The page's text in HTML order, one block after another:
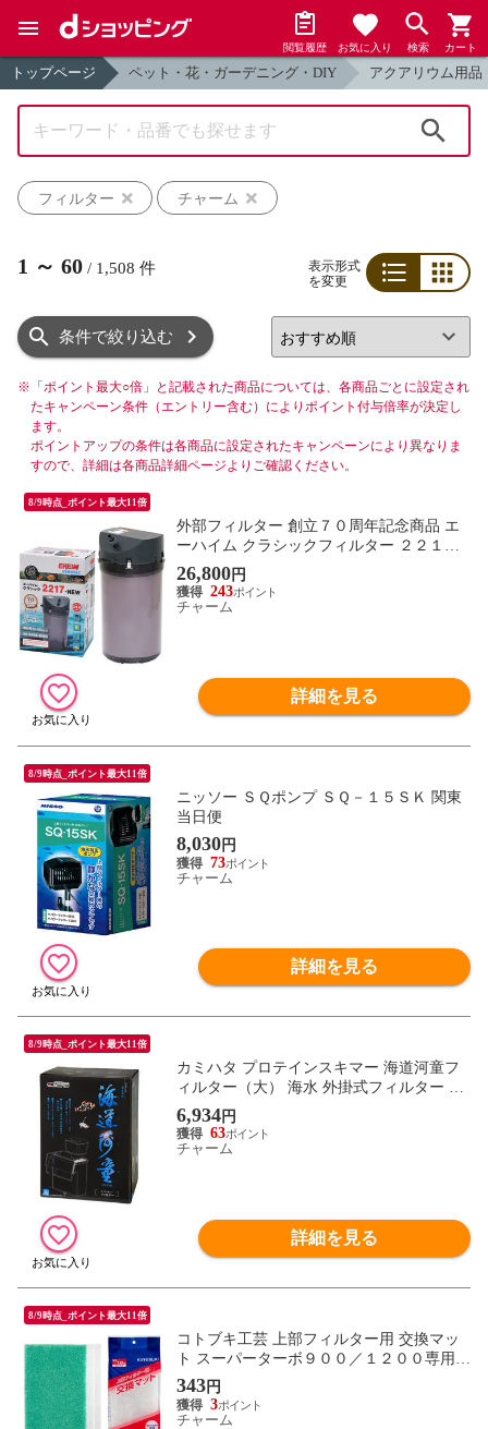
閲覧履歴 お気に入り 検索 カート
トップページ ペット・花・ガーデニング・DIY アクアリウム用品
フィルター
チャーム
1 ～ 60 / 1,508 件
表示形式
を変更
条件で絞り込む
※ 「ポイント最大○倍」と記載された商品については、各商品ごとに設定され
たキャンペーン条件（エントリー含む）によりポイント付与倍率が決定し
ます。
ポイントアップの条件は各商品に設定されたキャンペーンにより異なりま
すので、詳細は各商品詳細ページよりご確認ください。
8/9時点_ポイント最大11倍
外部フィルター 創立７０周年記念商品 エ
ーハイム クラシックフィルター ２２１７
グレー ５０Ｈｚ 東日本用 水槽 アクアリウ
ム 関東当日便
26,800円
243
チャーム
詳細を見る
8/9時点_ポイント最大11倍
ニッソー ＳＱポンプ ＳＱ－１５ＳＫ 関東
当日便
8,030円
73
チャーム
詳細を見る
8/9時点_ポイント最大11倍
カミハタ プロテインスキマー 海道河童フ
ィルター（大） 海水 外掛式フィルター ～
６０ｃｍ水槽 エアーリフト式 関東当日便
6,934円
63
チャーム
詳細を見る
8/9時点_ポイント最大11倍
コトブキ工芸 上部フィルター用 交換マッ
ト スーパーターボ９００／１２００専用
関東当日便
343円
3
チャーム